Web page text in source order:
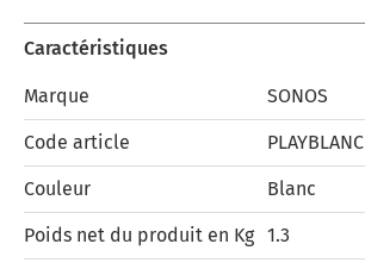
Caractéristiques
Marque SONOS
Code article PLAYBLANC
Couleur Blanc
Poids net du produit en Kg 1.3